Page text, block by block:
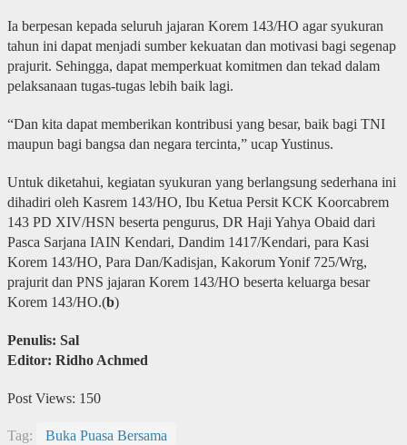
Ia berpesan kepada seluruh jajaran Korem 143/HO agar syukuran
tahun ini dapat menjadi sumber kekuatan dan motivasi bagi segenap
prajurit. Sehingga, dapat memperkuat komitmen dan tekad dalam
pelaksanaan tugas-tugas lebih baik lagi.
“Dan kita dapat memberikan kontribusi yang besar, baik bagi TNI
maupun bagi bangsa dan negara tercinta,” ucap Yustinus.
Untuk diketahui, kegiatan syukuran yang berlangsung sederhana ini
dihadiri oleh Kasrem 143/HO, Ibu Ketua Persit KCK Koorcabrem
143 PD XIV/HSN beserta pengurus, DR Haji Yahya Obaid dari
Pasca Sarjana IAIN Kendari, Dandim 1417/Kendari, para Kasi
Korem 143/HO, Para Dan/Kadisjan, Kakorum Yonif 725/Wrg,
prajurit dan PNS jajaran Korem 143/HO beserta keluarga besar
Korem 143/HO.(b)
Penulis: Sal
Editor: Ridho Achmed
Post Views: 150
Tag: Buka Puasa Bersama